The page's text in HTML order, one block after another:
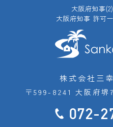
大阪府知事
大阪府知事 許可
株式会社三
〒599-8241 大阪府堺
072-